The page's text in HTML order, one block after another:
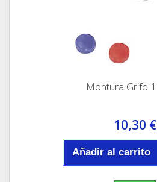
Montura Grifo
10,30 €
Añadir al carrito